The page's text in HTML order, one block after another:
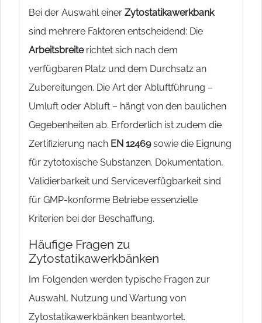
Bei der Auswahl einer Zytostatikawerkbank
sind mehrere Faktoren entscheidend: Die
Arbeitsbreiterichtet sich nach dem
verfügbaren Platz und dem Durchsatz an
Zubereitungen. Die Art der Abluftführung –
Umluft oder Abluft – hängt von den baulichen
Gegebenheiten ab. Erforderlich ist zudem die
Zertifizierung nach EN 12469sowie die Eignung
für zytotoxische Substanzen. Dokumentation,
Validierbarkeit und Serviceverfügbarkeit sind
für GMP-konforme Betriebe essenzielle
Kriterien bei der Beschaffung.
Häufige Fragen zu
Zytostatikawerkbänken
Im Folgenden werden typische Fragen zur
Auswahl, Nutzung und Wartung von
Zytostatikawerkbänken beantwortet.